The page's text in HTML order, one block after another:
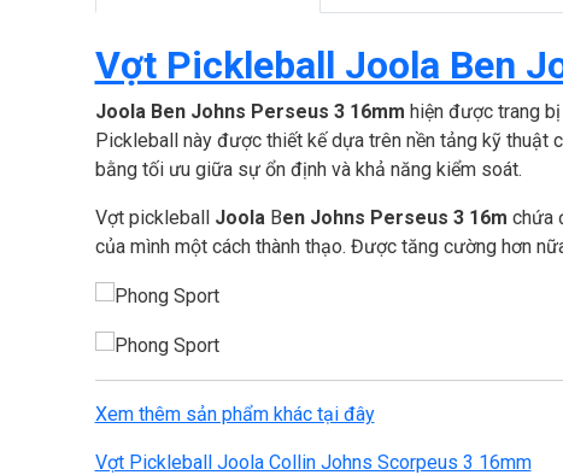
Vợt Pickleball Joola Ben
Joola Ben Johns Perseus 3 16mm hiện được trang
Pickleball này được thiết kế dựa trên nền tảng kỹ thuật
bằng tối ưu giữa sự ổn định và khả năng kiểm soát.
Vợt pickleball JoolaBen Johns Perseus 3 16m chứa
của mình một cách thành thạo. Được tăng cường hơn
Xem thêm sản phẩm khác tại đây
Vợt Pickleball Joola Collin Johns Scorpeus 3 16mm